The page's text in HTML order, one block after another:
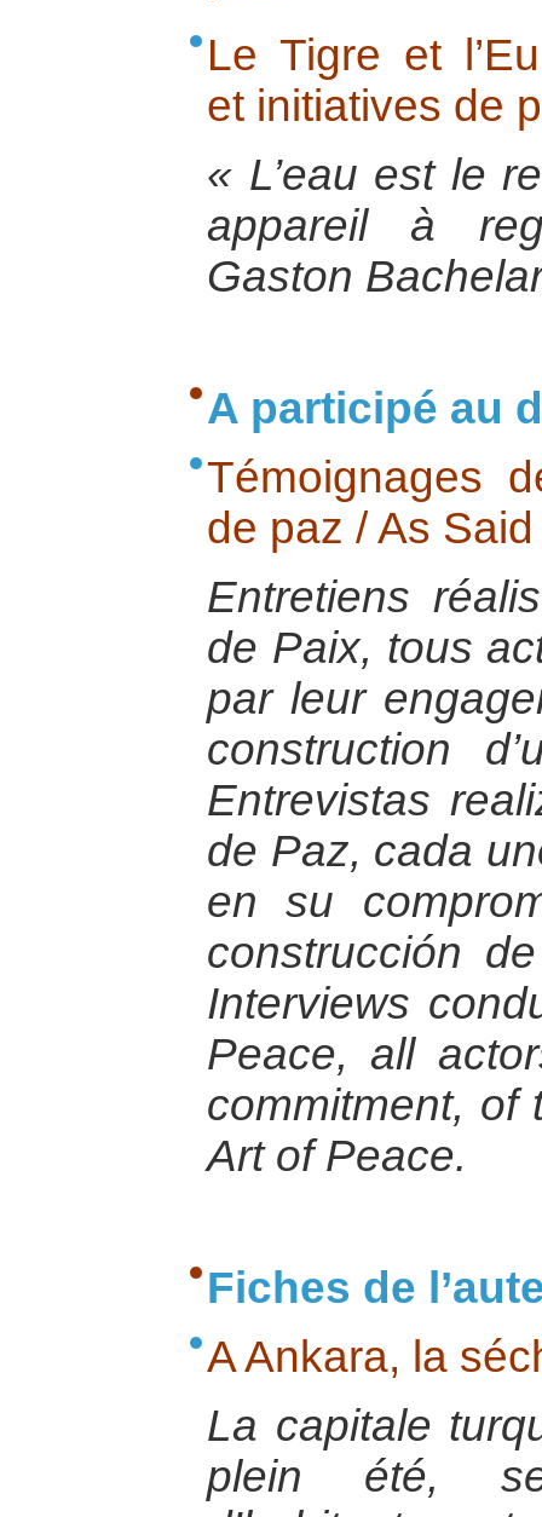
Le Tigre et
et initiatives de
« L’eau est le
appareil à
Gaston
A participé au
Témoignages
de paz / As
Entretiens
de Paix, tous
par leur
construction
Entrevistas
de Paz, cada
en su
construcción
Interviews
Peace, all
commitment, of
Art of Peace.
Fiches de
A Ankara, la
La capitale
plein été,